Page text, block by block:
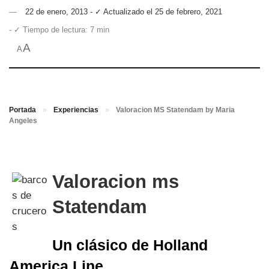
22 de enero, 2013 - ✓ Actualizado el 25 de febrero, 2021
- ✓ Tiempo de lectura: 7 min
AA
Portada » Experiencias »
Valoracion MS Statendam by Maria
Angeles
Valoracion ms
Statendam
Un clásico de Holland